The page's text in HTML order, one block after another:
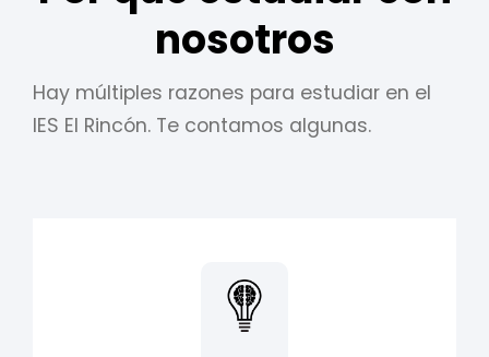
nosotros
Hay múltiples razones para estudiar en el
IES El Rincón. Te contamos algunas.